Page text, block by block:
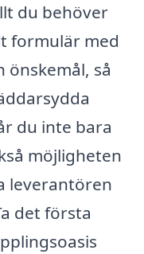
du behöver
formulär med
så
du inte bara
möjligheten
leverantören
det första